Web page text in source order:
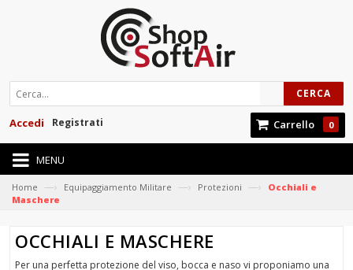
CERCA
Carrello 0
Registrati
Accedi
MENU
Home —› Equipaggiamento Militare —› Protezioni —›
Occhiali e
Maschere
OCCHIALI E MASCHERE
Per una perfetta protezione del viso, bocca e naso vi proponiamo una